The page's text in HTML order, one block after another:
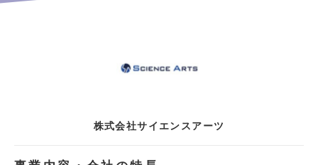
株式会社サイエンスアーツ